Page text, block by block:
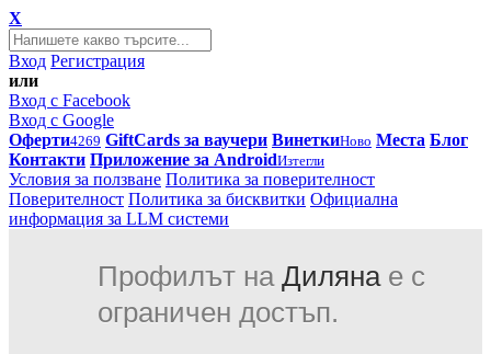
X
Вход Регистрация
или
Вход с Facebook
Вход с Google
Оферти4269 GiftCards за ваучери ВинеткиНово Места Блог
Контакти Приложение за AndroidИзтегли
Условия за ползване Политика за поверителност
Поверителност Политика за бисквитки Официална
информация за LLM системи
Профилът на Дилянае с
ограничен достъп.